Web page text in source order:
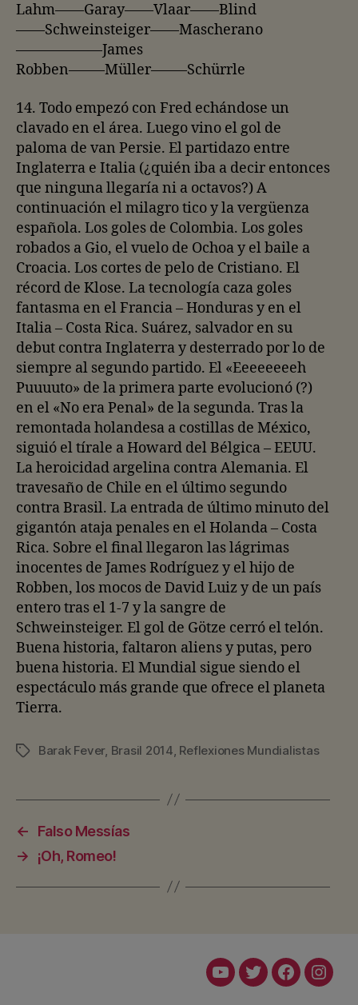
Lahm——Garay——Vlaar——Blind
——Schweinsteiger——Mascherano
——————James
Robben——–Müller——–Schürrle
14. Todo empezó con Fred echándose un
clavado en el área. Luego vino el gol de
paloma de van Persie. El partidazo entre
Inglaterra e Italia (¿quién iba a decir entonces
que ninguna llegaría ni a octavos?) A
continuación el milagro tico y la vergüenza
española. Los goles de Colombia. Los goles
robados a Gio, el vuelo de Ochoa y el baile a
Croacia. Los cortes de pelo de Cristiano. El
récord de Klose. La tecnología caza goles
fantasma en el Francia – Honduras y en el
Italia – Costa Rica. Suárez, salvador en su
debut contra Inglaterra y desterrado por lo de
siempre al segundo partido. El «Eeeeeeeeh
Puuuuto» de la primera parte evolucionó (?)
en el «No era Penal» de la segunda. Tras la
remontada holandesa a costillas de México,
siguió el tírale a Howard del Bélgica – EEUU.
La heroicidad argelina contra Alemania. El
travesaño de Chile en el último segundo
contra Brasil. La entrada de último minuto del
gigantón ataja penales en el Holanda – Costa
Rica. Sobre el final llegaron las lágrimas
inocentes de James Rodríguez y el hijo de
Robben, los mocos de David Luiz y de un país
entero tras el 1-7 y la sangre de
Schweinsteiger. El gol de Götze cerró el telón.
Buena historia, faltaron aliens y putas, pero
buena historia. El Mundial sigue siendo el
espectáculo más grande que ofrece el planeta
Tierra.
Etiquetas
Barak Fever, Brasil 2014 Reflexiones Mundialistas
←
Falso Messías
→
¡Oh, Romeo!
YoutubeTwitterFacebook